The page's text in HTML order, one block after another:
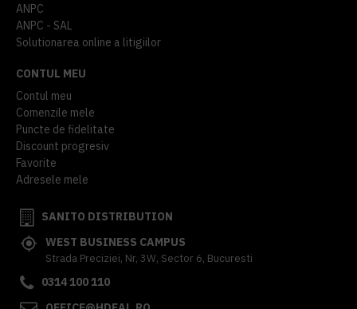
ANPC
ANPC - SAL
Solutionarea online a litigiilor
CONTUL MEU
Contul meu
Comenzile mele
Puncte de fidelitate
Discount progresiv
Favorite
Adresele mele
SANITO DISTRIBUTION
WEST BUSINESS CAMPUS
Strada Preciziei, Nr, 3W, Sector 6, Bucuresti
0314 100 110